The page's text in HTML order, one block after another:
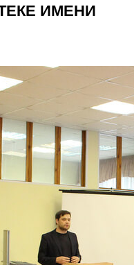
ИМЕНИ